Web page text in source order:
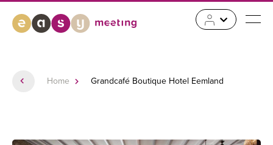
Home Grandcafé Boutique Hotel Eemland